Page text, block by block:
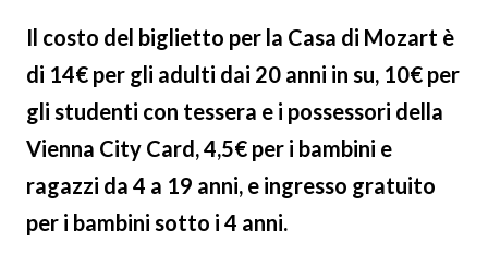
Il costo del biglietto per la Casa di Mozart è
di 14€ per gli adulti dai 20 anni in su, 10€ per
gli studenti con tessera e i possessori della
Vienna City Card, 4,5€ per i bambini e
ragazzi da 4 a 19 anni, e ingresso gratuito
per i bambini sotto i 4 anni.